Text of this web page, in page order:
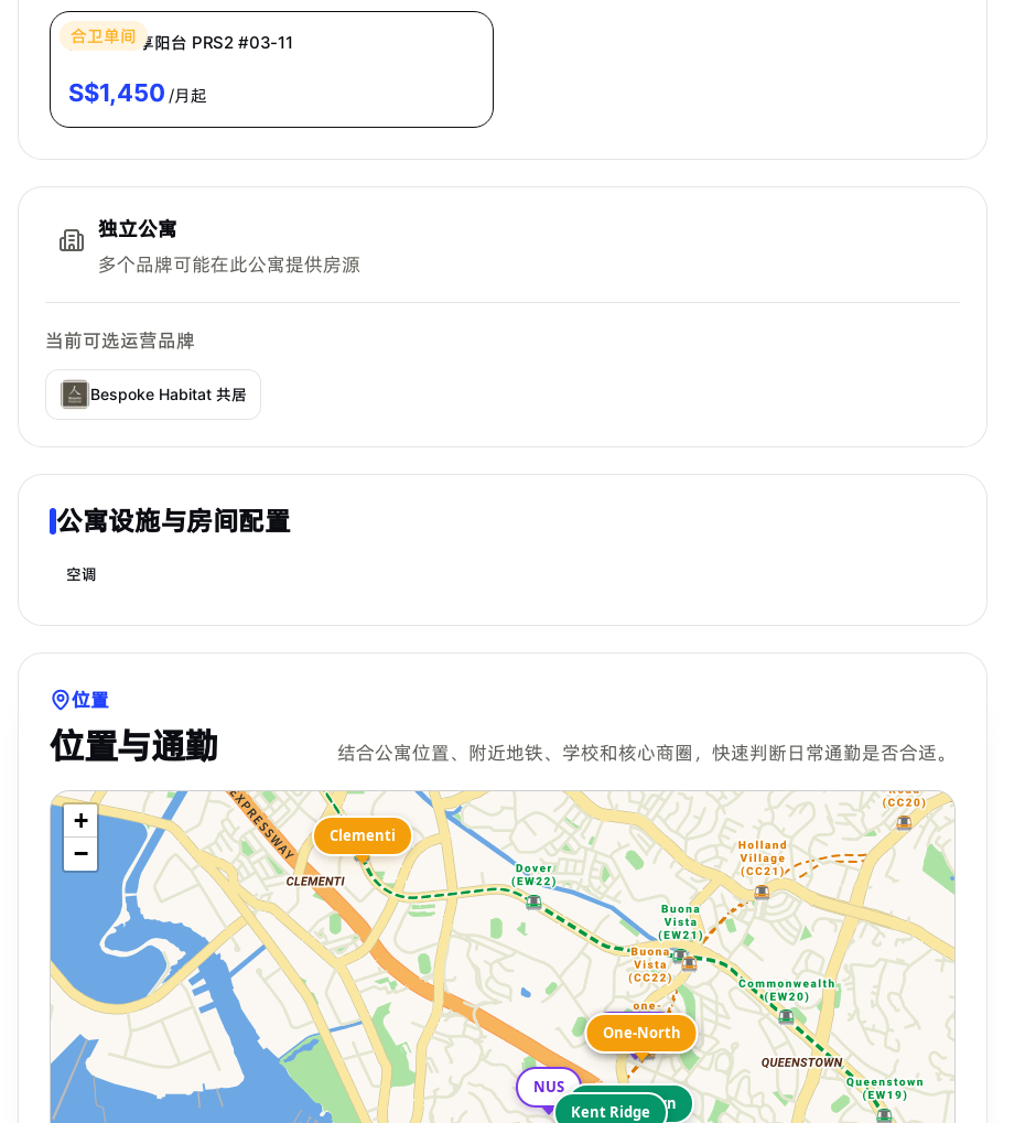
合卫单间
高级房·共享阳台 PRS2 #03-11
S$1,450 /月起
独立公寓
多个品牌可能在此公寓提供房源
当前可选运营品牌
Bespoke Habitat 共居
公寓设施与房间配置
空调
位置
位置与通勤 结合公寓位置、附近地铁、学校和核心商圈，快速判断日常通勤是否合适。
Kent Ridge
Queenstown
One-North
NUS
INSEAD
One-North
Clementi
+
−